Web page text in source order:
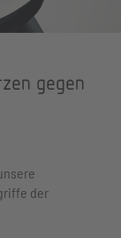
gegen
der